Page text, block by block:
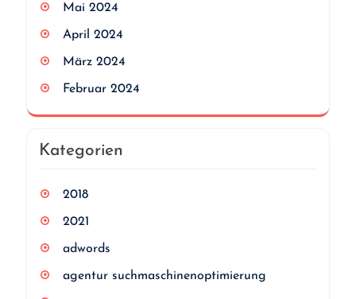
Mai 2024
April 2024
März 2024
Februar 2024
Kategorien
2018
2021
adwords
agentur suchmaschinenoptimierung